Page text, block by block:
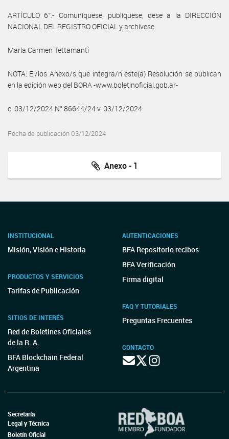
ARTÍCULO 6°.- Comuníquese, publíquese, dese a la DIRECCIÓN
NACIONAL DEL REGISTRO OFICIAL y archívese.
María Carmen Tettamanti
NOTA: El/los Anexo/s que integra/n este(a) Resolución se publican
en la edición web del BORA -www.boletinoficial.gob.ar-
e. 03/12/2024 N° 86644/24 v. 03/12/2024
Fecha de publicación 03/12/2024
Anexo - 1
INSTITUCIONAL
Misión, Visión e Historia
PRODUCTOS Y SERVICIOS
Tarifas de Publicación
SITIOS DE INTERÉS
Red de Boletines Oficiales
de la R. A.
BFA Blockchain Federal
Argentina
AUTENTICACIONES
BFA Repositorio recibos
BFA Verificación
Firma digital
FAQ Y TUTORIALES
Preguntas Frecuentes
CONTACTO
Secretaría
Legal y Técnica
Boletín Oficial